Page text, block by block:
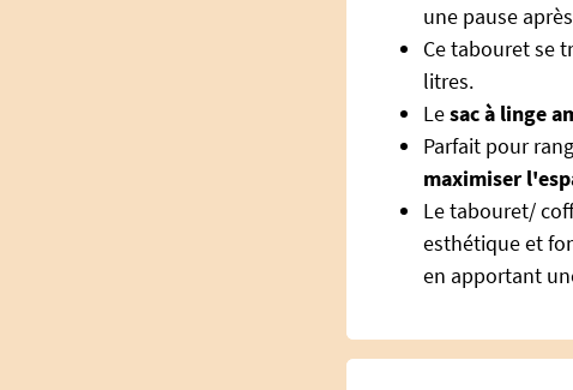
une pause
Ce tabouret se
litres.
Lesac à linge
Parfait pour
maximiser
Le tabouret/
esthétique et
en apportant